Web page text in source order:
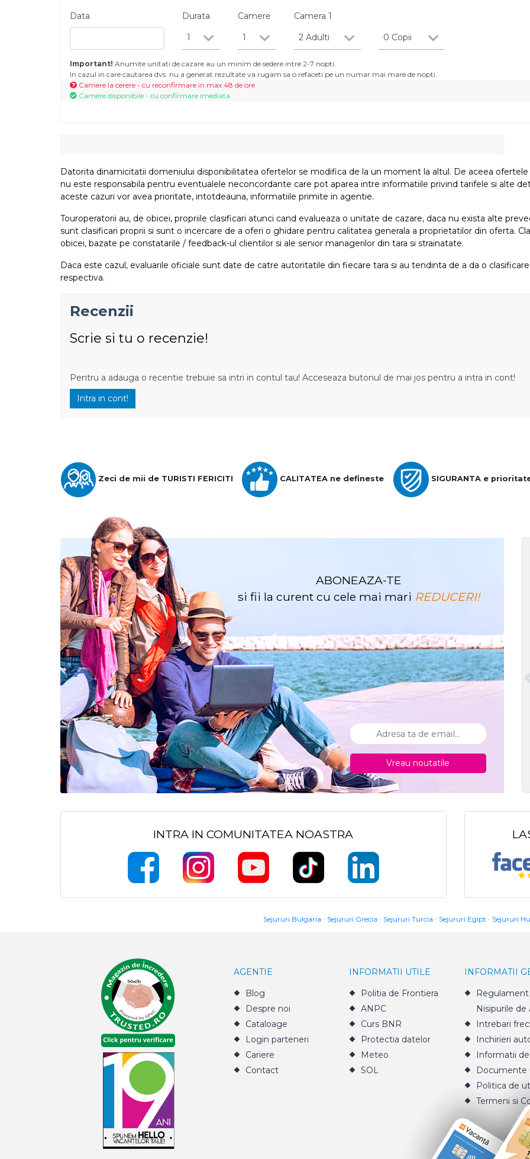
Data
Durata
1
Camere
1
Camera1
2 Adulti
0 Copii
Important! Anumite unitati de cazare au un minim de sedere intre 2-7 nopti.
In cazul in care cautarea dvs. nu a generat rezultate va rugam sa o refaceti pe un numar mai mare de nopti.
Camere la cerere - cu reconfirmare in max 48 de ore
Camere disponibile - cu confirmare imediata
Datorita dinamicitatii domeniului disponibilitatea ofertelor se modifica de la un moment la altul. De aceea
nu este responsabila pentru eventualele neconcordante care pot aparea intre informatiile privind tarifele si alte
aceste cazuri vor avea prioritate, intotdeauna, informatiile primite in agentie.
Touroperatorii au, de obicei, propriile clasificari atunci cand evalueaza o unitate de cazare, daca nu exista alte
sunt clasificari proprii si sunt o incercare de a oferi o ghidare pentru calitatea generala a proprietatilor din oferta.
obicei, bazate pe constatarile / feedback-ul clientilor si ale senior managerilor din tara si strainatate.
Daca este cazul, evaluarile oficiale sunt date de catre autoritatile din fiecare tara si au tendinta de a da o
respectiva.
Recenzii
Scrie si tu o recenzie!
Pentru a adauga o recentie trebuie sa intri in contul tau! Acceseaza butonul de mai jos pentru a intra in cont!
Intra in cont!
Zeci de mii de TURISTI FERICITI CALITATEA ne defineste SIGURANTA e
ABONEAZA-TE
si fii la curent cu cele mai mari REDUCERI!
Vreau noutatile
INTRA IN COMUNITATEA NOASTRA
Sejururi Bulgaria Sejururi Grecia Sejururi Turcia Sejururi Egipt Sejururi
AGENTIE
Blog
Despre noi
Cataloage
Login parteneri
Cariere
Contact
INFORMATII UTILE
Politia de Frontiera
ANPC
Curs BNR
Protectia datelor
Meteo
SOL
INFORMATII
Regulament
Nisipurile de
Intrebari
Inchirieri
Informatii
Documente
Politica de
Termeni si